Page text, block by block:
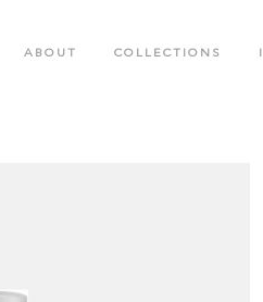
ABOUT COLLECTIONS